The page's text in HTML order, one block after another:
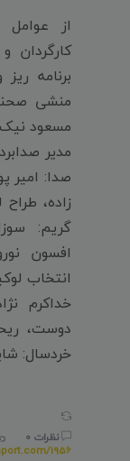
از عوامل
کارگردان
برنامه
منشی
مسعود
مدیر
صدا: امیر
زاده،
گریم:
افسون
انتخاب
خداکرم
دوست،
خردسال:
نظرات 0
1956